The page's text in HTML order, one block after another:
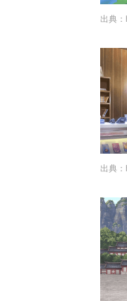
出典：
出典：